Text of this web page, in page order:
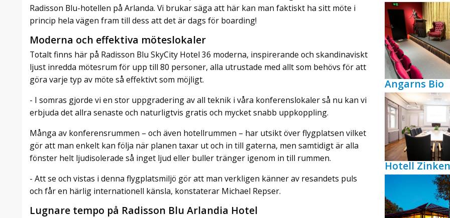
Radisson Blu-hotellen på Arlanda. Vi brukar säga att här kan man faktiskt ha sitt möte i
princip hela vägen fram till dess att det är dags för boarding!
Moderna och effektiva möteslokaler
Totalt finns här på Radisson Blu SkyCity Hotel 36 moderna, inspirerande och skandinaviskt
ljust inredda mötesrum för upp till 80 personer, alla utrustade med allt som behövs för att
göra varje typ av möte så effektivt som möjligt.
- I somras gjorde vi en stor uppgradering av all teknik i våra konferenslokaler så nu kan vi
erbjuda det allra senaste och naturligtvis gratis och mycket snabb uppkoppling.
Många av konferensrummen – och även hotellrummen – har utsikt över flygplatsen vilket
gör att man enkelt kan följa när planen taxar ut och in till gaterna, men samtidigt är alla
fönster helt ljudisolerade så inget ljud eller buller tränger igenom in till rummen.
- Att se och vistas i denna flygplatsmiljö gör att man verkligen känner av resandets puls
och får en härlig internationell känsla, konstaterar Michael Repser.
Lugnare tempo på Radisson Blu Arlandia Hotel
Angarns Bio
Hotell